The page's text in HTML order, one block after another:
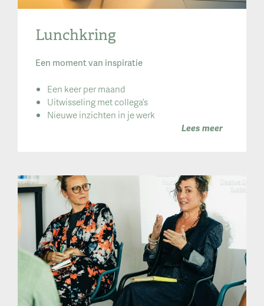
Lunchkring
Een moment van inspiratie
Een keer per maand
Uitwisseling met collega’s
Nieuwe inzichten in je werk
Lees meer